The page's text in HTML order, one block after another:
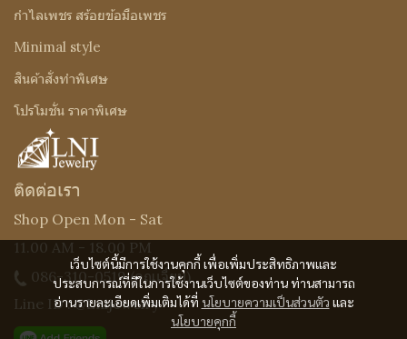
เว็บไซต์นี้มีการใช้งานคุกกี้ เพื่อเพิ่มประสิทธิภาพและ
ประสบการณ์ที่ดีในการใช้งานเว็บไซต์ของท่าน ท่านสามารถ
อ่านรายละเอียดเพิ่มเติมได้ที่ นโยบายความเป็นส่วนตัว และ
นโยบายคุกกี้
กำไลเพชร สร้อยข้อมือเพชร
Minimal style
สินค้าสั่งทำพิเศษ
โปรโมชั่น ราคาพิเศษ
ติดต่อเรา
Shop Open Mon - Sat
11.00 AM - 18.00 PM
086-310-0519(คุณเจี๊ยบ)
Line ID : @Lnijewelry